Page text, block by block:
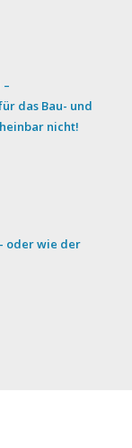
das Bau- und
nicht!
oder wie der